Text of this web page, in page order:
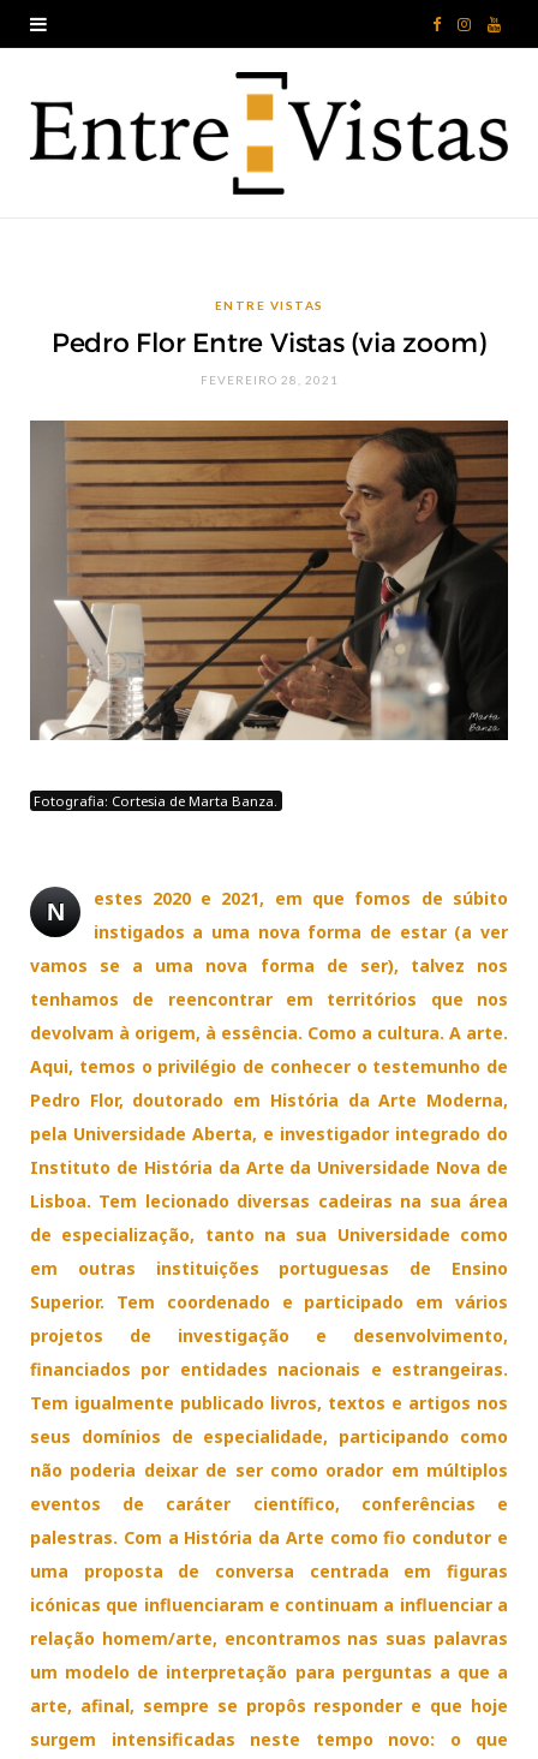
F
c
I Y
u
ENTRE VISTAS
Pedro Flor Entre Vistas (via zoom)
FEVEREIRO 28, 2021
Fotografia: Cortesia de Marta Banza.
N estes 2020 e 2021, em que fomos de súbito
instigados a uma nova forma de estar (a ver
vamos se a uma nova forma de ser), talvez nos
tenhamos de reencontrar em territórios que nos
devolvam à origem, à essência. Como a cultura. A arte.
Aqui, temos o privilégio de conhecer o testemunho de
Pedro Flor, doutorado em História da Arte Moderna,
pela Universidade Aberta, e investigador integrado do
Instituto de História da Arte da Universidade Nova de
Lisboa. Tem lecionado diversas cadeiras na sua área
de especialização, tanto na sua Universidade como
em outras instituições portuguesas de Ensino
Superior. Tem coordenado e participado em vários
projetos de investigação e desenvolvimento,
financiados por entidades nacionais e estrangeiras.
Tem igualmente publicado livros, textos e artigos nos
seus domínios de especialidade, participando como
não poderia deixar de ser como orador em múltiplos
eventos de caráter científico, conferências e
palestras. Com a História da Arte como fio condutor e
uma proposta de conversa centrada em figuras
icónicas que influenciaram e continuam a influenciar a
relação homem/arte, encontramos nas suas palavras
um modelo de interpretação para perguntas a que a
arte, afinal, sempre se propôs responder e que hoje
surgem intensificadas neste tempo novo: o que